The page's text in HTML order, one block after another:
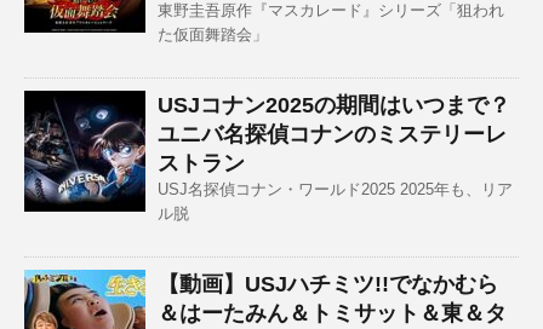
東野圭吾原作『マスカレード』シリーズ「狙われ
た仮面舞踏会」
USJコナン2025の期間はいつまで？
ユニバ名探偵コナンのミステリーレ
ストラン
USJ名探偵コナン・ワールド2025 2025年も、リア
ル脱
【動画】USJハチミツ!!でなかむら
＆はーたみん＆トミサット＆東＆タ